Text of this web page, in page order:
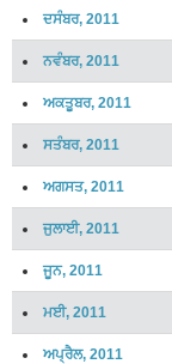
ਦਸੰਬਰ, 2011
ਨਵੰਬਰ, 2011
ਅਕਤੂਬਰ, 2011
ਸਤੰਬਰ, 2011
ਅਗਸਤ, 2011
ਜੁਲਾਈ, 2011
ਜੂਨ, 2011
ਮਈ, 2011
ਅਪ੍ਰੈਲ, 2011